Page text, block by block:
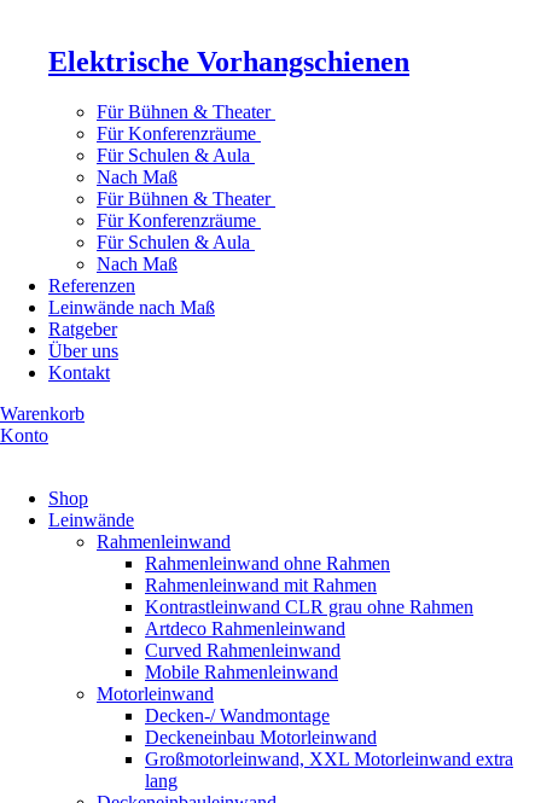
Elektrische Vorhangschienen
Für Bühnen & Theater
Für Konferenzräume
Für Schulen & Aula
Nach Maß
Für Bühnen & Theater
Für Konferenzräume
Für Schulen & Aula
Nach Maß
Referenzen
Leinwände nach Maß
Ratgeber
Über uns
Kontakt
Warenkorb
Konto
Shop
Leinwände
Rahmenleinwand
Rahmenleinwand ohne Rahmen
Rahmenleinwand mit Rahmen
Kontrastleinwand CLR grau ohne Rahmen
Artdeco Rahmenleinwand
Curved Rahmenleinwand
Mobile Rahmenleinwand
Motorleinwand
Decken-/ Wandmontage
Deckeneinbau Motorleinwand
Großmotorleinwand, XXL Motorleinwand extra
lang